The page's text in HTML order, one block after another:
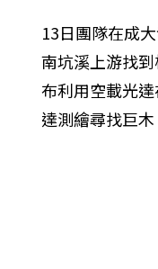
13日團隊在成
南坑溪上游找
布利用空載光
達測繪尋找巨木